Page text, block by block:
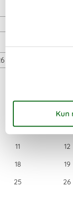
4 5
11 12
18 19
25 26